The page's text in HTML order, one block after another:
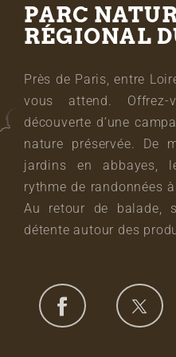
PARC
RÉGIONAL
Près de Paris, entre
vous attend.
découverte d’une
nature préservée. De
jardins en abbayes,
rythme de randonnées
Au retour de balade,
détente autour des